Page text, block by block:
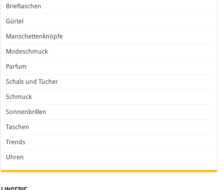
Brieftaschen
Gürtel
Manschettenknöpfe
Modeschmuck
Parfum
Schals und Tücher
Schmuck
Sonnenbrillen
Taschen
Trends
Uhren